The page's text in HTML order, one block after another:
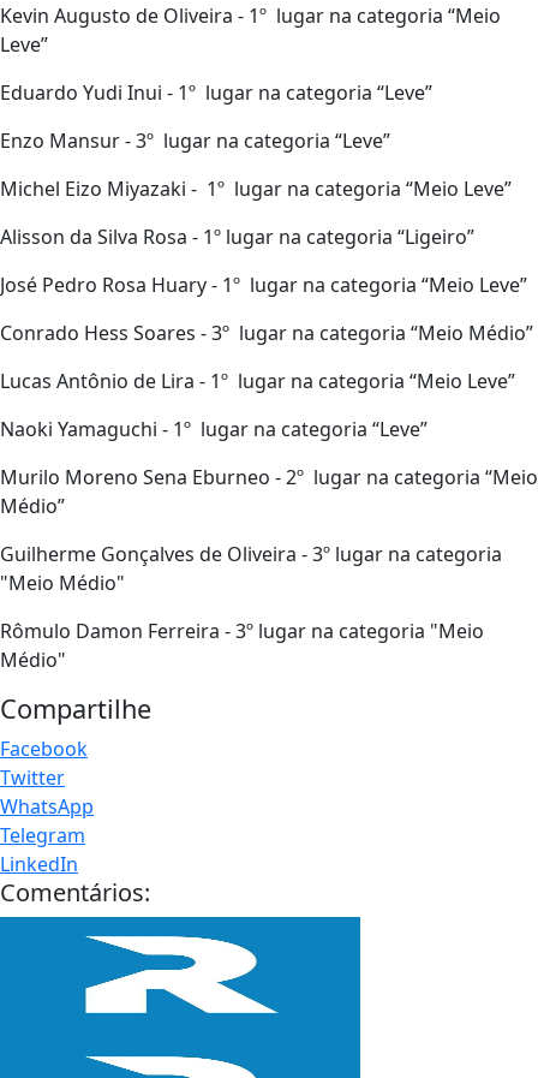
Kevin Augusto de Oliveira - 1º lugar na categoria “Meio
Leve”
Eduardo Yudi Inui - 1º lugar na categoria “Leve”
Enzo Mansur - 3º lugar na categoria “Leve”
Michel Eizo Miyazaki - 1º lugar na categoria “Meio Leve”
Alisson da Silva Rosa - 1º lugar na categoria “Ligeiro”
José Pedro Rosa Huary - 1º lugar na categoria “Meio Leve”
Conrado Hess Soares - 3º lugar na categoria “Meio Médio”
Lucas Antônio de Lira - 1º lugar na categoria “Meio Leve”
Naoki Yamaguchi - 1º lugar na categoria “Leve”
Murilo Moreno Sena Eburneo - 2º lugar na categoria “Meio
Médio”
Guilherme Gonçalves de Oliveira - 3º lugar na categoria
"Meio Médio"
Rômulo Damon Ferreira - 3º lugar na categoria "Meio
Médio"
Compartilhe
Facebook
Twitter
WhatsApp
Telegram
LinkedIn
Comentários: